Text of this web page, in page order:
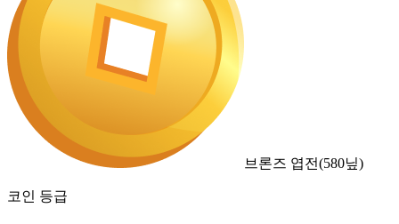
브론즈 엽전(580닢)
코인 등급